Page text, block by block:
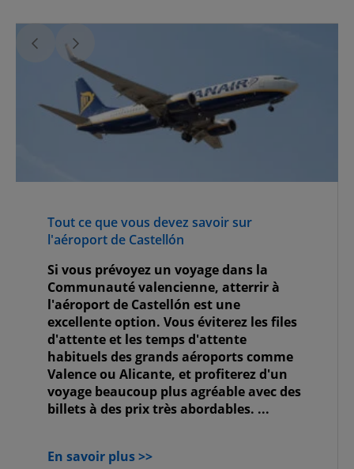
Tout ce que vous devez savoir sur
l'aéroport de Castellón
Si vous prévoyez un voyage dans la
Communauté valencienne, atterrir à
l'aéroport de Castellón est une
excellente option. Vous éviterez les files
d'attente et les temps d'attente
habituels des grands aéroports comme
Valence ou Alicante, et profiterez d'un
voyage beaucoup plus agréable avec des
billets à des prix très abordables. ...
En savoir plus >>